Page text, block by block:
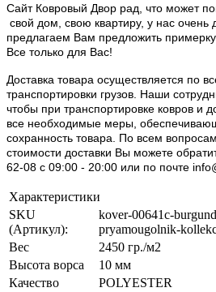
Сайт Ковровый Двор рад, что может
свой дом, свою квартиру, у нас
предлагаем Вам предложить примерку
Все только для Вас!
Доставка товара осуществляется по
транспортировки грузов. Наши
чтобы при транспортировке ковров и
все необходимые меры,
сохранность товара. По всем
стоимости доставки Вы можете
62-08 c 09:00 - 20:00 или по почте
Характеристики
SKU
(Артикул):
kover-00641c-
pryamougolnik-
Вес
2450 гр./м2
Высота ворса
10 мм
Качество
POLYESTER